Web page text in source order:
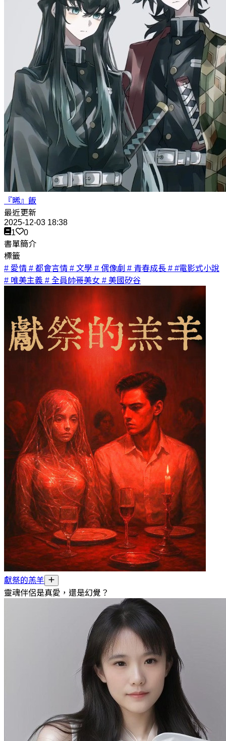
『晞』飯
最近更新
2025-12-03 18:38
1
0
書單簡介
標籤
# 愛情 # 都會言情 # 文學 # 偶像劇 # 青春成長 # #電影式小說
# 唯美主義 # 全員帥哥美女 # 美國矽谷
獻祭的羔羊
靈魂伴侶是真愛，還是幻覺？